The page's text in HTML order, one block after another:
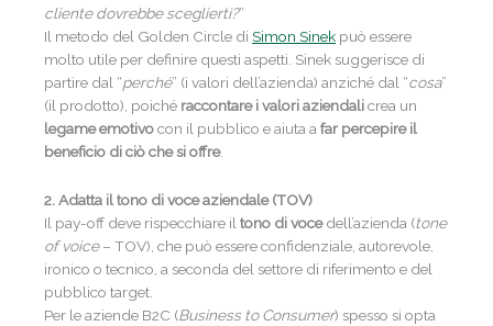
cliente dovrebbe sceglierti?”
Il metodo del Golden Circle di Simon Sinek può essere
molto utile per definire questi aspetti. Sinek suggerisce di
partire dal “perché” (i valori dell’azienda) anziché dal “cosa”
(il prodotto), poiché raccontare i valori aziendalicrea un
legame emotivocon il pubblico e aiuta a far percepire il
beneficio di ciò che si offre.
2. Adatta il tono di voce aziendale (TOV)
Il pay-off deve rispecchiare iltono di vocedell’azienda (tone
of voice– TOV), che può essere confidenziale, autorevole,
ironico o tecnico, a seconda del settore di riferimento e del
pubblico target.
Per le aziende B2C (Business to Consumer) spesso si opta